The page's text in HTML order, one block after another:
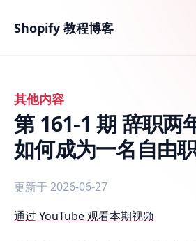
Shopify 教程博客
其他内容
第 161-1 期 辞职两
如何成为一名自由
更新于 2026-06-27
第 161-1 期 辞职两年后，聊聊如何成
通过 YouTube 观看本期视频